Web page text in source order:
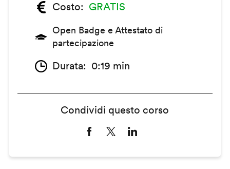
Costo
GRATIS
Open Badge e Attestato di
partecipazione
Durata 0:19 min
Condividi questo corso